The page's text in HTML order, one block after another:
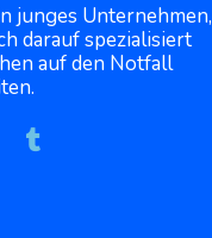
junges Unternehmen,
darauf spezialisiert
auf den Notfall